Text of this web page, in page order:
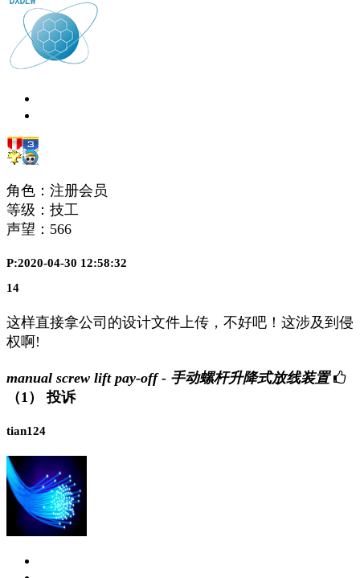
角色：注册会员
等级：技工
声望： 566
P:2020-04-30 12:58:32
14
这样直接拿公司的设计文件上传，不好吧！这涉及到侵
权啊!
manual screw lift pay-off - 手动螺杆升降式放线装置
（1）
投诉
tian124